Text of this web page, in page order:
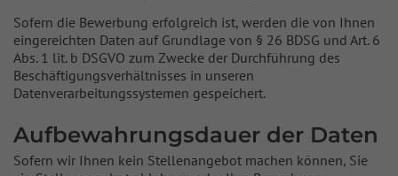
Sofern die Bewerbung erfolgreich ist, werden die von Ihnen
eingereichten Daten auf Grundlage von § 26 BDSG und Art. 6
Abs. 1 lit. b DSGVO zum Zwecke der Durchführung des
Beschäftigungsverhältnisses in unseren
Datenverarbeitungssystemen gespeichert.
Aufbewahrungsdauer der Daten
Sofern wir Ihnen kein Stellenangebot machen können, Sie